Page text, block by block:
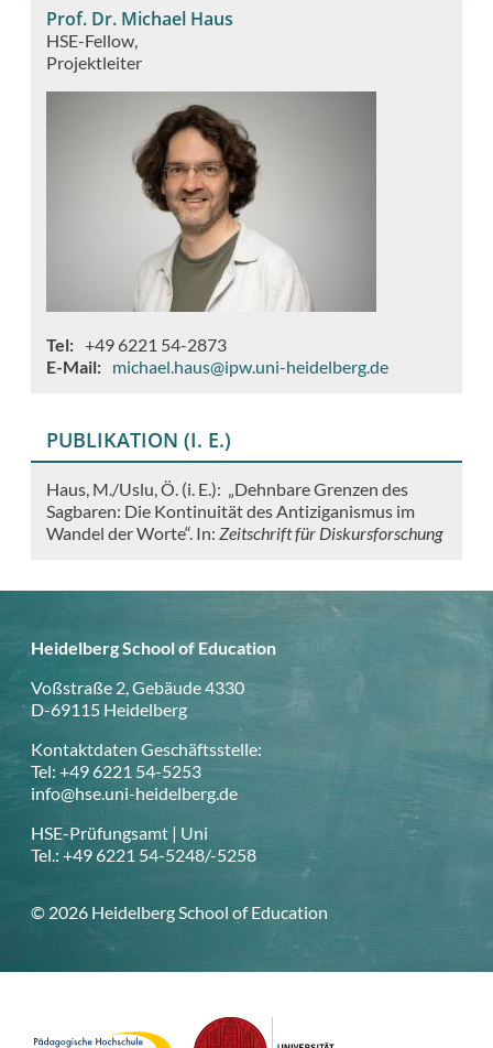
Prof. Dr. Michael Haus
HSE-Fellow
Projektleiter
Tel
+49 6221 54-2873
E-Mail
michael.haus@ipw.uni-heidelberg.de
PUBLIKATION (I. E.)
Haus, M./Uslu, Ö. (i. E.): „Dehnbare Grenzen des
Sagbaren: Die Kontinuität des Antiziganismus im
Wandel der Worte“. In: Zeitschrift für Diskursforschung
Heidelberg School of Education
Voßstraße 2, Gebäude 4330
D-69115 Heidelberg
Kontaktdaten Geschäftsstelle:
Tel: +49 6221 54-5253
info@hse.uni-heidelberg.de
HSE-Prüfungsamt | Uni
Tel.: +49 6221 54-5248/-5258
© 2026 Heidelberg School of Education